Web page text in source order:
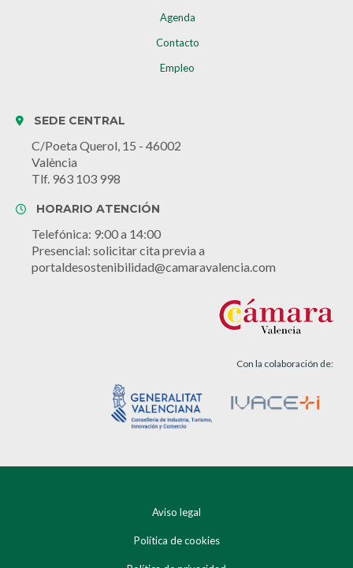
Agenda
Contacto
Empleo
SEDE CENTRAL
C/Poeta Querol, 15 - 46002
València
Tlf. 963 103 998
HORARIO ATENCIÓN
Telefónica: 9:00 a 14:00
Presencial: solicitar cita previa a
portaldesostenibilidad@camaravalencia.com
Con la colaboración de:
Aviso legal
Política de cookies